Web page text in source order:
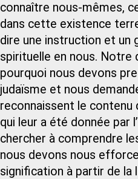
connaître nous‑mêmes,
dans cette existence
dire une instruction et un
spirituelle en nous. Notre
pourquoi nous devons
judaïsme et nous
reconnaissent le contenu
qui leur a été donnée par
chercher à comprendre
nous devons nous
signification à partir de